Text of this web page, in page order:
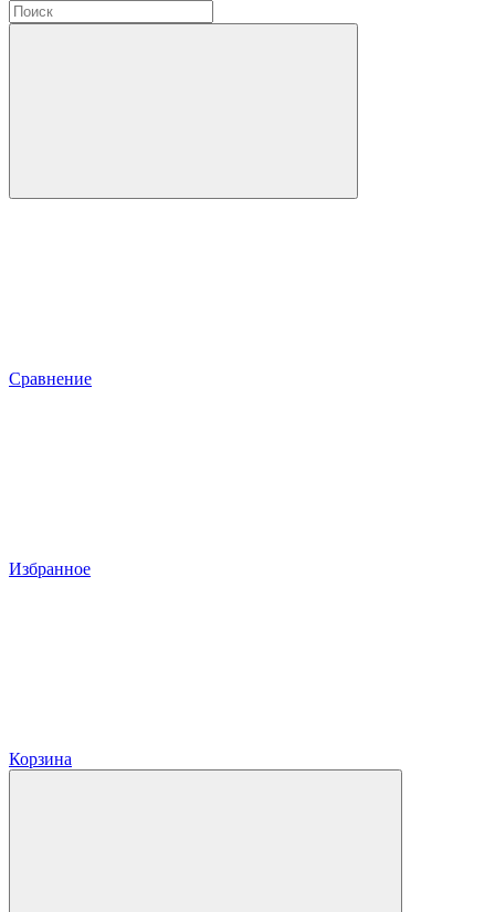
Сравнение
Избранное
Корзина